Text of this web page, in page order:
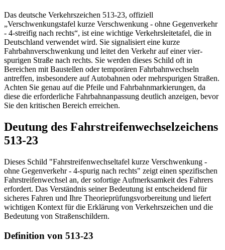
Das deutsche Verkehrszeichen 513-23, offiziell
„Verschwenkungstafel kurze Verschwenkung - ohne Gegenverkehr
- 4-streifig nach rechts“, ist eine wichtige Verkehrsleitetafel, die in
Deutschland verwendet wird. Sie signalisiert eine kurze
Fahrbahnverschwenkung und leitet den Verkehr auf einer vier-
spurigen Straße nach rechts. Sie werden dieses Schild oft in
Bereichen mit Baustellen oder temporären Fahrbahnwechseln
antreffen, insbesondere auf Autobahnen oder mehrspurigen Straßen.
Achten Sie genau auf die Pfeile und Fahrbahnmarkierungen, da
diese die erforderliche Fahrbahnanpassung deutlich anzeigen, bevor
Sie den kritischen Bereich erreichen.
Deutung des Fahrstreifenwechselzeichens
513-23
Dieses Schild "Fahrstreifenwechseltafel kurze Verschwenkung -
ohne Gegenverkehr - 4-spurig nach rechts" zeigt einen spezifischen
Fahrstreifenwechsel an, der sofortige Aufmerksamkeit des Fahrers
erfordert. Das Verständnis seiner Bedeutung ist entscheidend für
sicheres Fahren und Ihre Theorieprüfungsvorbereitung und liefert
wichtigen Kontext für die Erklärung von Verkehrszeichen und die
Bedeutung von Straßenschildern.
Definition von 513-23